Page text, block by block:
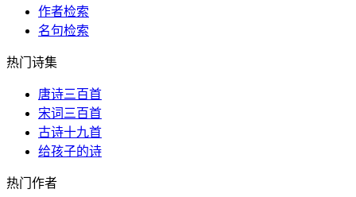
作者检索
名句检索
热门诗集
唐诗三百首
宋词三百首
古诗十九首
给孩子的诗
热门作者